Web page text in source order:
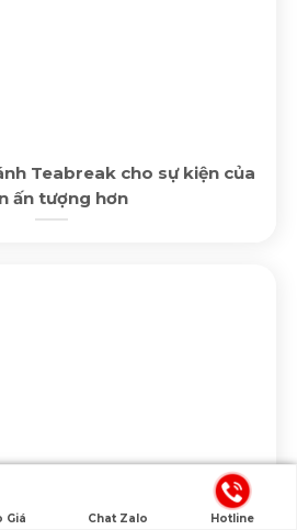
Hotline
Chat Zalo
Giá
Teabreak cho sự kiện của
ấn tượng hơn